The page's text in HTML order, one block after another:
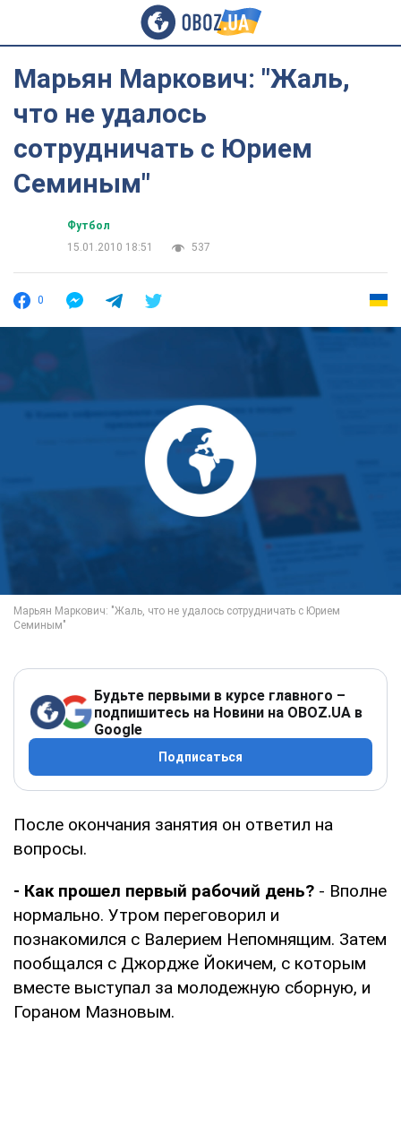
Марьян Маркович: "Жаль,
что не удалось
сотрудничать с Юрием
Семиным"
Футбол
15.01.2010 18:51
537
0
Будьте первыми в курсе главного –
подпишитесь на Новини на OBOZ.UA в
Google
Подписаться
После окончания занятия он ответил на
вопросы.
- Как прошел первый рабочий день? - Вполне
нормально. Утром переговорил и
познакомился с Валерием Непомнящим. Затем
пообщался с Джордже Йокичем, с которым
вместе выступал за молодежную сборную, и
Гораном Мазновым.